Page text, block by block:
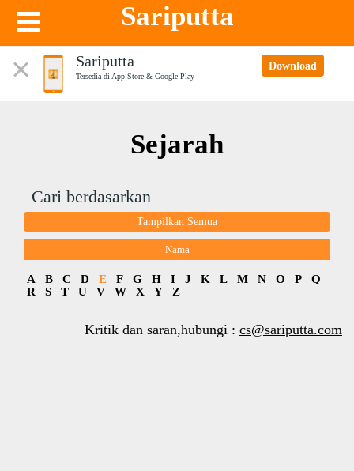
Sariputta
Sariputta
Tersedia di App Store & Google Play
Download
Sejarah
Cari berdasarkan
Tampilkan Semua
Nama
A B C D E F G H I J K L M N O P
Q
R
S T U V W X Y Z
Kritik dan saran,hubungi : cs@sariputta.com